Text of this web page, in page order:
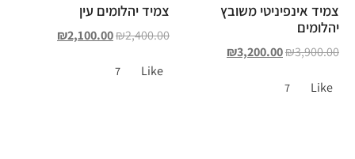
צמיד אינפיניטי משובץ
יהלומים
₪3,900.00
₪3,200.00
Like
7
צמיד יהלומים עין
₪2,400.00
₪2,100.00
Like
7